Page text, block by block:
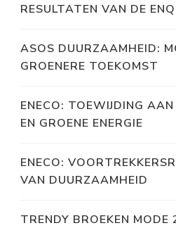
RESULTATEN VAN DE
ASOS DUURZAAMHEID:
GROENERE TOEKOMST
ENECO: TOEWIJDING
EN GROENE ENERGIE
ENECO:
VAN DUURZAAMHEID
TRENDY BROEKEN